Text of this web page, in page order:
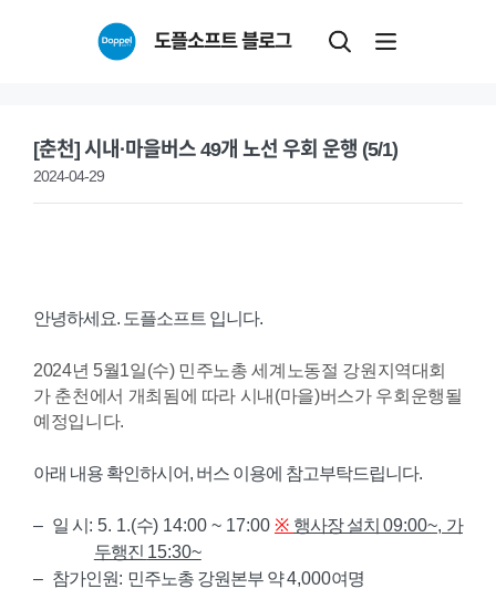
도플소프트 블로그
[춘천] 시내·마을버스 49개 노선 우회 운행 (5/1)
2024-04-29
안녕하세요. 도플소프트 입니다.
2024년 5월1일(수) 민주노총 세계노동절 강원지역대회
가 춘천에서 개최됨에 따라 시내(마을)버스가 우회운행될
예정입니다.
아래 내용 확인하시어, 버스 이용에 참고부탁드립니다.
– 일 시 : 5. 1.(수) 14:00 ~ 17:00 ※ 행사장 설치 09:00~, 가
두행진 15:30~
– 참가인원: 민주노총 강원본부 약4,000여명